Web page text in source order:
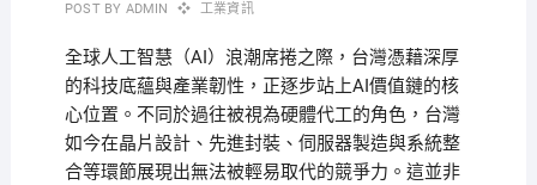
POST BY ADMIN 工業資訊
全球人工智慧（AI）浪潮席捲之際，台灣憑藉深厚
的科技底蘊與產業韌性，正逐步站上AI價值鏈的核
心位置。不同於過往被視為硬體代工的角色，台灣
如今在晶片設計、先進封裝、伺服器製造與系統整
合等環節展現出無法被輕易取代的競爭力。這並非